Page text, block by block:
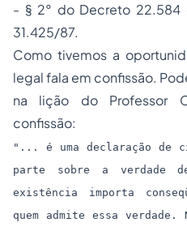
- § 2° do Decreto 22.584
31.425/87.
Como tivemos a
legal fala em confissão.
na lição do Professor
confissão:
"... é uma declaração de
parte sobre a verdade
existência importa
quem admite essa